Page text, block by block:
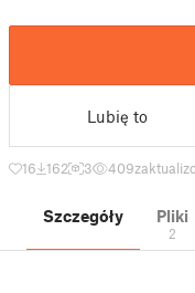
Lubię to
16 162 3 409
Szczegóły Pliki
2